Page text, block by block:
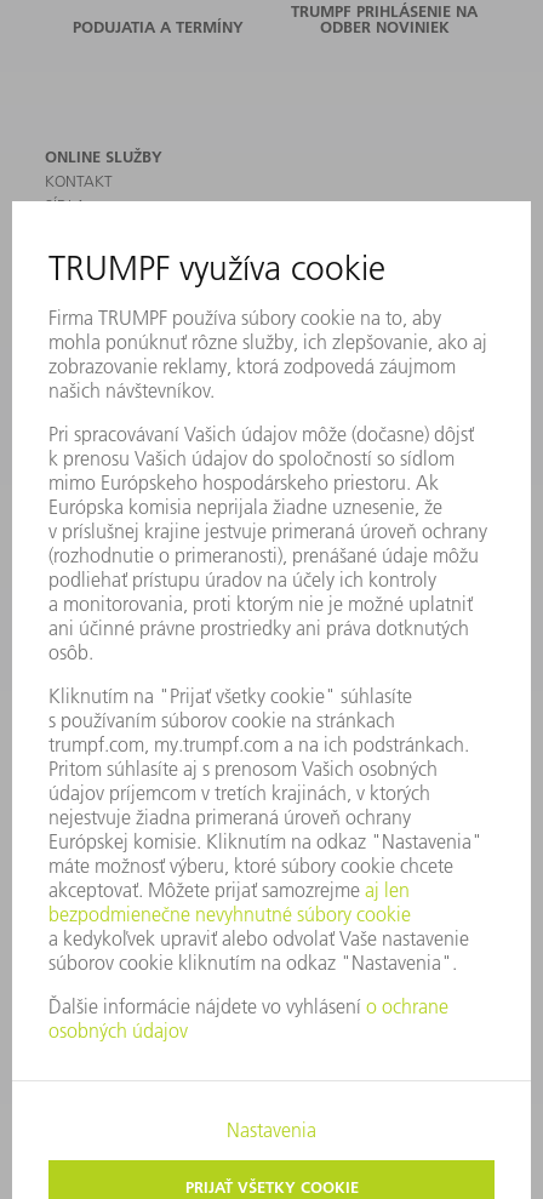
PODUJATIA A TERMÍNY
TRUMPF PRIHLÁSENIE NA
ODBER NOVINIEK
ONLINE SLUŽBY
KONTAKT
SÍDLA
PRIHLÁSENIE NA ODBER NOVINIEK
KARTA BEZPEČNOSTNÝCH ÚDAJOV
STROJE & SYSTÉMY
LASER
VÝKONOVÁ ELEKTRONIKA
ELEKTRICKÉ RUČNÉ NÁRADIE
SMART FACTORY
SOFTVÉR
SLUŽBY
APLIKÁCIE
ODVETVIA
PODNIK
KARIÉRA
PONUKY PRACOVNÝCH MIEST
PROFIL FIRMY
PREDSTAVENSTVO
SPRÁVA O HOSPODÁRENÍ
FIREMNÉ PRINCÍPY
ZHODA
SYSTÉM OZNAMOVANIA
SECURITY
TLAČOVÉ SPRÁVY
ČASOPISY
STABILITA
ŽIVOTNÉ PROSTREDIE & KLÍMA
SOCIÁLNE VECI & SPOLOČNOSŤ
VEDENIE PODNIKU
OZNAMOVANIE PROTISPOLOČENSKEJ ČINNOSTI
AUTORSKÉ PRÁVA A OCHRANNÁ ZNÁMKA
VOP TRUMPF SLOVAKIA
NASTAVENIA SÚKROMIA